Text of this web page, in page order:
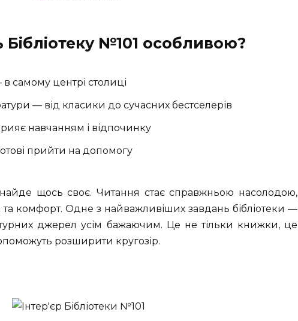
№101 особливою?
самому центрі столиці
— від класики до сучасних бестселерів
навчанням і відпочинку
прийти на допомогу
щось своє. Читання стає справжньою насолодою,
комфорт. Одне з найважливіших завдань бібліотеки —
джерел усім бажаючим. Це не тільки книжки, це
розширити кругозір.